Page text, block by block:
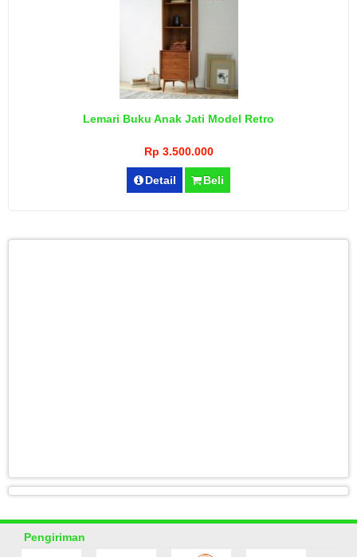
Lemari Buku Anak Jati Model Retro
Rp 3.500.000
Detail Beli
Pengiriman